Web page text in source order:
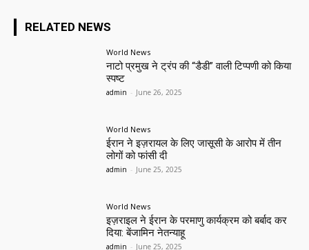
RELATED NEWS
World News
नाटो प्रमुख ने ट्रंप की “डैडी” वाली टिप्पणी को किया
स्पष्ट
admin - June 26, 2025
World News
ईरान ने इज़रायल के लिए जासूसी के आरोप में तीन
लोगों को फांसी दी
admin - June 25, 2025
World News
इज़राइल ने ईरान के परमाणु कार्यक्रम को बर्बाद कर
दिया: बेंजामिन नेतन्याहू
admin - June 25, 2025